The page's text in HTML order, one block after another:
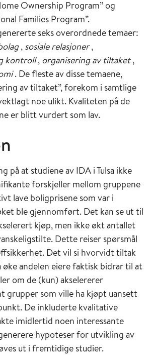
Ownership Program” og
Families Program”.
seks overordnede temaer:
, sosiale relasjoner,
kontroll, organisering av tiltaket,
. De fleste av disse temaene,
av tiltaket”, forekom i samtlige
noe ulikt. Kvaliteten på de
er blitt vurdert som lav.
på at studiene av IDA i Tulsa ikke
forskjeller mellom gruppene
lave boligprisene som var i
ble gjennomført. Det kan se ut til
kjøp, men ikke økt antallet
Dette reiser spørsmål
Det vil si hvorvidt tiltak
øke andelen eiere faktisk bidrar til at
om de (kun) akselererer
grupper som ville ha kjøpt uansett
De inkluderte kvalitative
imidlertid noen interessante
hypoteser for utvikling av
ut i fremtidige studier.